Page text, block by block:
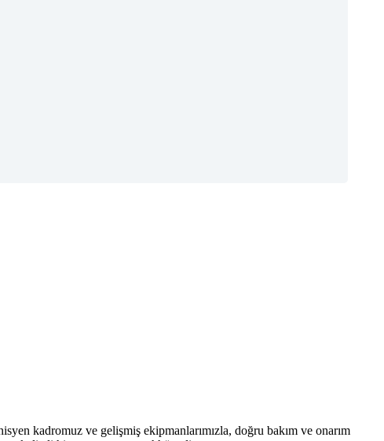
kadromuz ve gelişmiş ekipmanlarımızla, doğru bakım ve onarım